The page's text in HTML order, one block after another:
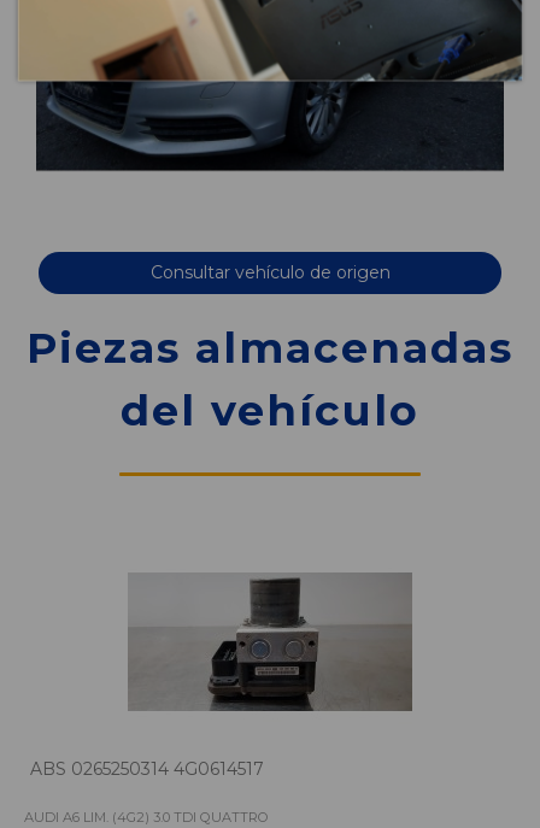
Consultar vehículo de origen
Piezas almacenadas
del vehículo
ABS 0265250314 4G0614517
AUDI A6 LIM. (4G2) 3.0 TDI QUATTRO